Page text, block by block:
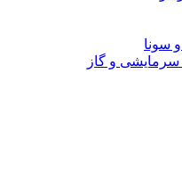
سونا
و گاز